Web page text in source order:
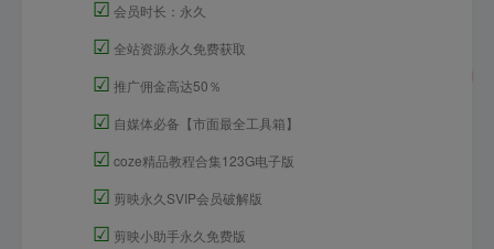
☑ 会员时长：永久
☑ 全站资源永久免费获取
☑ 推广佣金高达50％
☑ 自媒体必备【市面最全工具箱】
☑ coze精品教程合集123G电子版
☑ 剪映永久SVIP会员破解版
☑ 剪映小助手永久免费版